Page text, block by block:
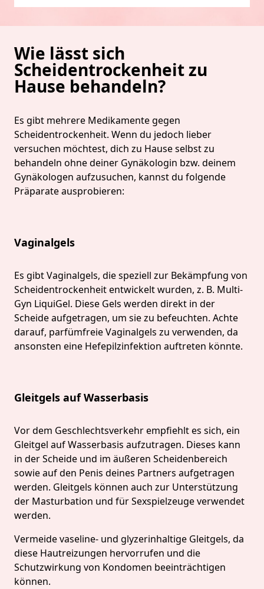
Wie lässt sich
Scheidentrockenheit zu
Hause behandeln?
Es gibt mehrere Medikamente gegen
Scheidentrockenheit. Wenn du jedoch lieber
versuchen möchtest, dich zu Hause selbst zu
behandeln ohne deiner Gynäkologin bzw. deinem
Gynäkologen aufzusuchen, kannst du folgende
Präparate ausprobieren:
Vaginalgels
Es gibt Vaginalgels, die speziell zur Bekämpfung von
Scheidentrockenheit entwickelt wurden, z. B. Multi-
Gyn LiquiGel. Diese Gels werden direkt in der
Scheide aufgetragen, um sie zu befeuchten. Achte
darauf, parfümfreie Vaginalgels zu verwenden, da
ansonsten eine Hefepilzinfektion auftreten könnte.
Gleitgels auf Wasserbasis
Vor dem Geschlechtsverkehr empfiehlt es sich, ein
Gleitgel auf Wasserbasis aufzutragen. Dieses kann
in der Scheide und im äußeren Scheidenbereich
sowie auf den Penis deines Partners aufgetragen
werden. Gleitgels können auch zur Unterstützung
der Masturbation und für Sexspielzeuge verwendet
werden.
Vermeide vaseline- und glyzerinhaltige Gleitgels, da
diese Hautreizungen hervorrufen und die
Schutzwirkung von Kondomen beeinträchtigen
können.